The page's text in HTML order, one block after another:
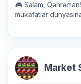
🎮 Salam,
mükafatlar
Market